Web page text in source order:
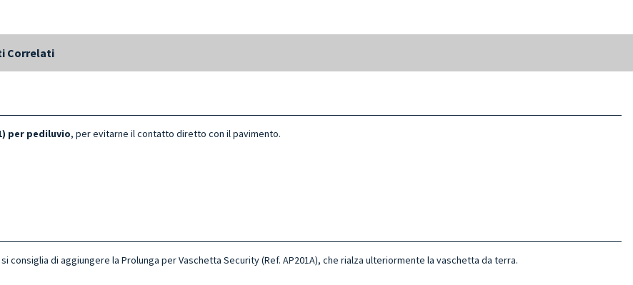
Correlati
per pediluvio, per evitarne il contatto diretto con il pavimento.
di aggiungere la Prolunga per Vaschetta Security (Ref. AP201A), che rialza ulteriormente la vaschetta da terra.